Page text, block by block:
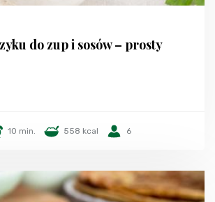
do zup i sosów – prosty
10 min. 558 kcal 6